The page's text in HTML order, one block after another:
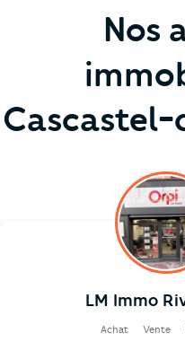
Nos
LM Immo
Achat Vente